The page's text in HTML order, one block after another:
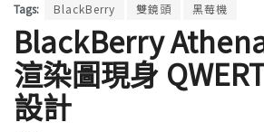
Tags: BlackBerry 雙鏡頭 黑莓機
BlackBerry
渲染圖現身
設計